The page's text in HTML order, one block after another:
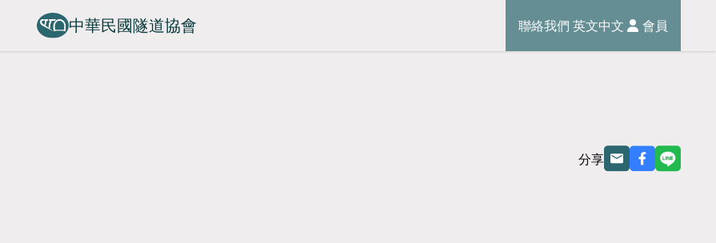
中華民國隧道協會 聯絡我們 英文中文 會員
分享